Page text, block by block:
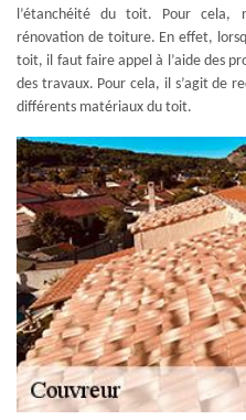
l’étanchéité du toit. Pour cela,
rénovation de toiture. En effet,
toit, il faut faire appel à l’aide des
des travaux. Pour cela, il s’agit de
différents matériaux du toit.